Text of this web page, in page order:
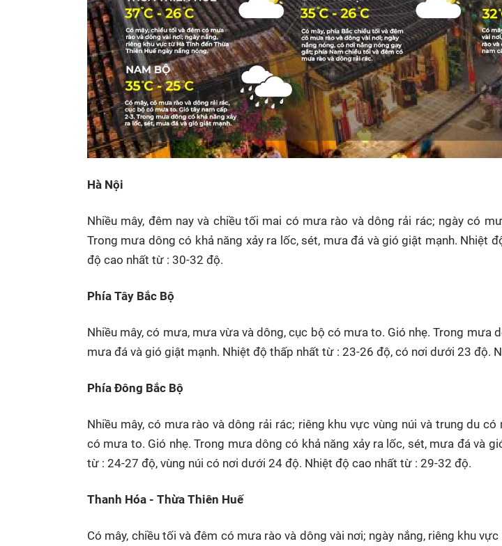
Hà Nội
Nhiều mây, đêm nay và chiều tối mai có mưa rào và dông rải rác; ngày có
Trong mưa dông có khả năng xảy ra lốc, sét, mưa đá và gió giật mạnh. Nhiệt
độ cao nhất từ : 30-32 độ.
Phía Tây Bắc Bộ
Nhiều mây, có mưa, mưa vừa và dông, cục bộ có mưa to. Gió nhẹ. Trong mưa
mưa đá và gió giật mạnh. Nhiệt độ thấp nhất từ : 23-26 độ, có nơi dưới 23 độ.
Phía Đông Bắc Bộ
Nhiều mây, có mưa rào và dông rải rác; riêng khu vực vùng núi và trung du
có mưa to. Gió nhẹ. Trong mưa dông có khả năng xảy ra lốc, sét, mưa đá và
từ : 24-27 độ, vùng núi có nơi dưới 24 độ. Nhiệt độ cao nhất từ : 29-32 độ.
Thanh Hóa - Thừa Thiên Huế
Có mây, chiều tối và đêm có mưa rào và dông vài nơi; ngày nắng, riêng khu